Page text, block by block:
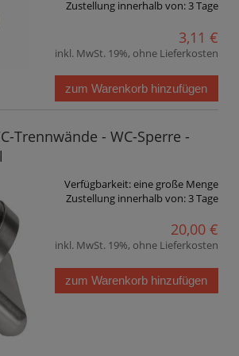
Zustellung innerhalb von:3 Tage
3,11 €
inkl. MwSt. 19%, ohne Lieferkosten
zum Warenkorb hinzufügen
Trennwände - WC-Sperre -
Verfügbarkeit:eine große Menge
Zustellung innerhalb von: 3 Tage
20,00 €
inkl. MwSt. 19%, ohne Lieferkosten
zum Warenkorb hinzufügen